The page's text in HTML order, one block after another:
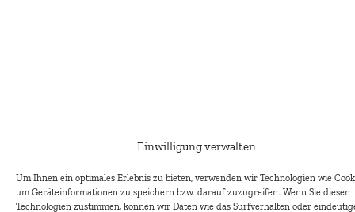
Einwilligung verwalten
Um Ihnen ein optimales Erlebnis zu bieten, verwenden wir Technologien wie
um Geräteinformationen zu speichern bzw. darauf zuzugreifen. Wenn Sie diesen
Technologien zustimmen, können wir Daten wie das Surfverhalten oder